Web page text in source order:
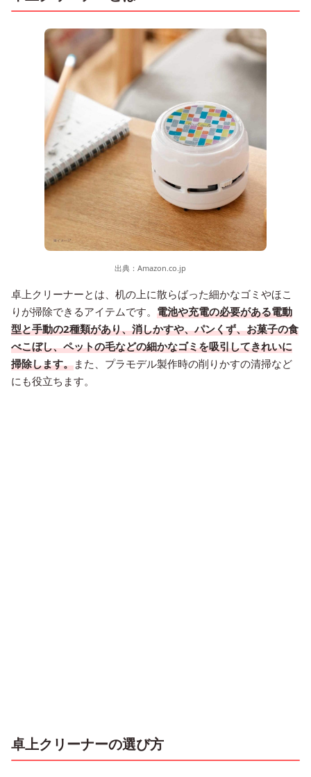
出典： Amazon.co.jp
卓上クリーナーとは、机の上に散らばった細かなゴミやほこ
りが掃除できるアイテムです。 電池や充電の必要がある電動
型と手動の2種類があり、消しかすや、パンくず、お菓子の食
べこぼし、ペットの毛などの細かなゴミを吸引してきれいに
掃除します。また、プラモデル製作時の削りかすの清掃など
にも役立ちます。
卓上クリーナーの選び方